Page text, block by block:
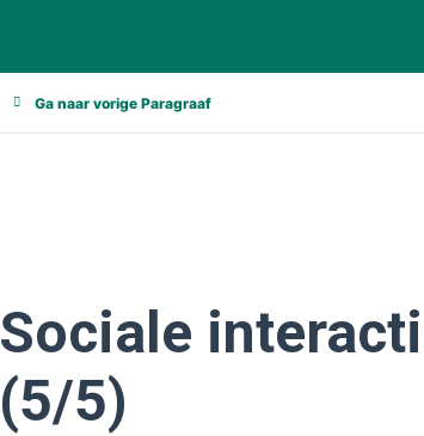
Ga naar vorige Paragraaf
Sociale
(5/5)